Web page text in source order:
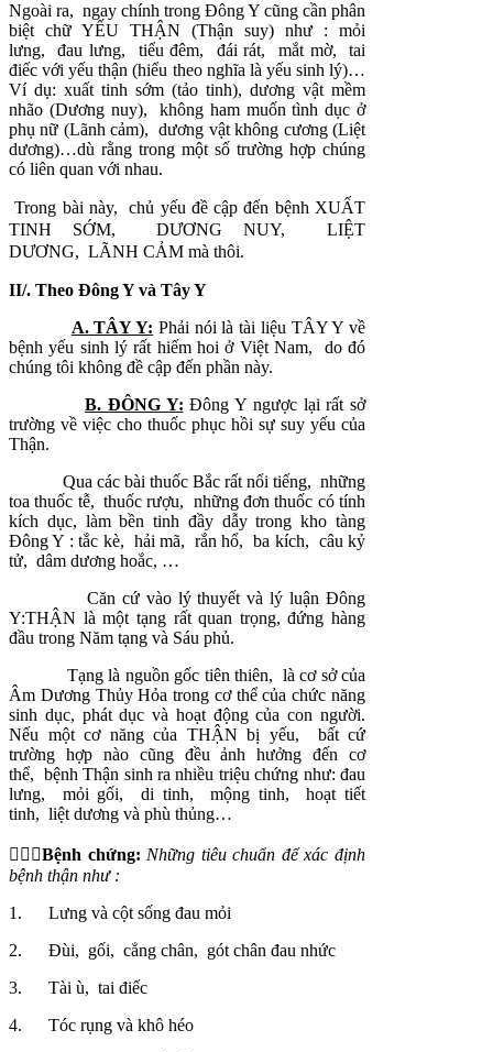
Ngoài ra, ngay chính trong Đông Y cũng cần phân
biệt chữ YẾU THẬN (Thận suy) như : mỏi
lưng, đau lưng, tiểu đêm, đái rát, mắt mờ, tai
điếc với yếu thận (hiểu theo nghĩa là yếu sinh lý)…
Ví dụ: xuất tinh sớm (tảo tinh), dương vật mềm
nhão (Dương nuy), không ham muốn tình dục ở
phụ nữ (Lãnh cảm), dương vật không cương (Liệt
dương)…dù rằng trong một số trường hợp chúng
có liên quan với nhau.
Trong bài này, chủ yếu đề cập đến bệnh XUẤT
TINH SỚM, DƯƠNG NUY, LIỆT
DƯƠNG, LÃNH CẢM mà thôi.
II/. Theo Đông Y và Tây Y
A. TÂY Y: Phải nói là tài liệu TÂY Y về
bệnh yếu sinh lý rất hiếm hoi ở Việt Nam, do đó
chúng tôi không đề cập đến phần này.
B. ĐÔNG Y: Đông Y ngược lại rất sở
trường về việc cho thuốc phục hồi sự suy yếu của
Thận.
Qua các bài thuốc Bắc rất nổi tiếng, những
toa thuốc tễ, thuốc rượu, những đơn thuốc có tính
kích dục, làm bền tinh đầy dẫy trong kho tàng
Đông Y : tắc kè, hải mã, rắn hổ, ba kích, câu kỷ
tử, dâm dương hoắc, …
Căn cứ vào lý thuyết và lý luận Đông
Y:THẬN là một tạng rất quan trọng, đứng hàng
đầu trong Năm tạng và Sáu phủ.
Tạng là nguồn gốc tiên thiên, là cơ sở của
Âm Dương Thủy Hỏa trong cơ thể của chức năng
sinh dục, phát dục và hoạt động của con người.
Nếu một cơ năng của THẬN bị yếu, bất cứ
trường hợp nào cũng đều ảnh hưởng đến cơ
thể, bệnh Thận sinh ra nhiều triệu chứng như: đau
lưng, mỏi gối, di tinh, mộng tinh, hoạt tiết
tinh, liệt dương và phù thủng…
Bệnh chứng:Những tiêu chuẩn để xác định
bệnh thận như :
1. Lưng và cột sống đau mỏi
2. Đùi, gối, cẳng chân, gót chân đau nhức
3. Tài ù, tai điếc
4. Tóc rụng và khô héo